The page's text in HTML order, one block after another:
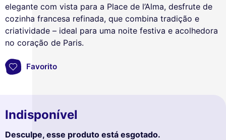
elegante com vista para a Place de l’Alma, desfrute de
cozinha francesa refinada, que combina tradição e
criatividade – ideal para uma noite festiva e acolhedora
no coração de Paris.
Favorito
Indisponível
Desculpe, esse produto está esgotado.